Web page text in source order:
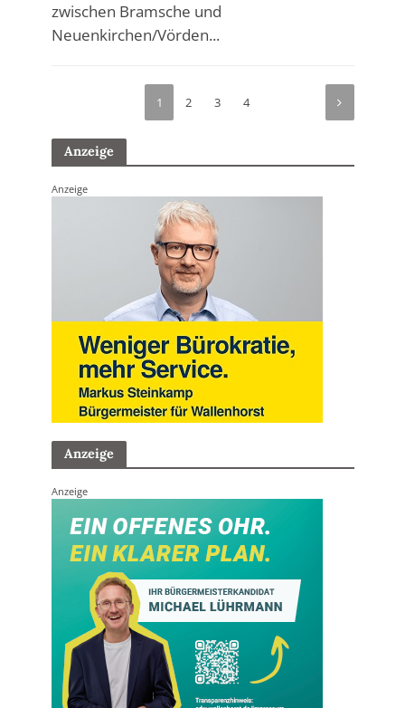
zwischen Bramsche und
Neuenkirchen/Vörden...
1 2 3 4
Anzeige
Anzeige
Anzeige
Anzeige